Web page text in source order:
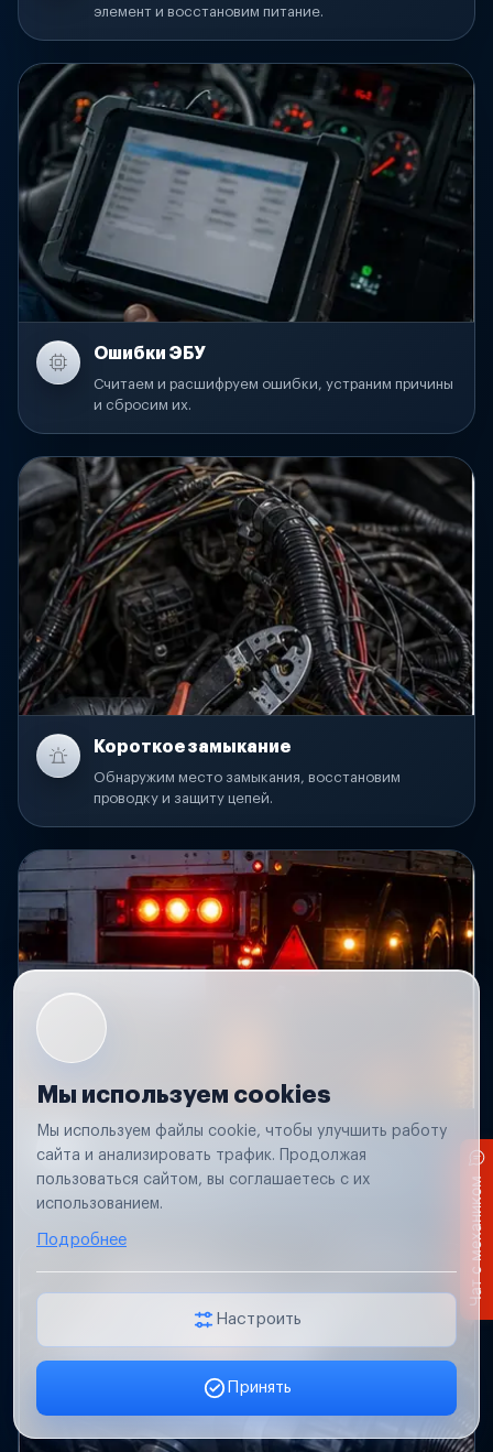
элемент и восстановим питание.
Ошибки ЭБУ
Считаем и расшифруем ошибки, устраним причины
и сбросим их.
Короткое замыкание
Обнаружим место замыкания, восстановим
проводку и защиту цепей.
Не работает свет прицепа
Проверим проводку и разъемы, восстановим
освещение прицепа.
Мы используем cookies
Мы используем файлы cookie, чтобы улучшить работу
сайта и анализировать трафик. Продолжая
пользоваться сайтом, вы соглашаетесь с их
использованием.
Подробнее
Настроить
Принять
Заявка онлайн
Чат с механиком